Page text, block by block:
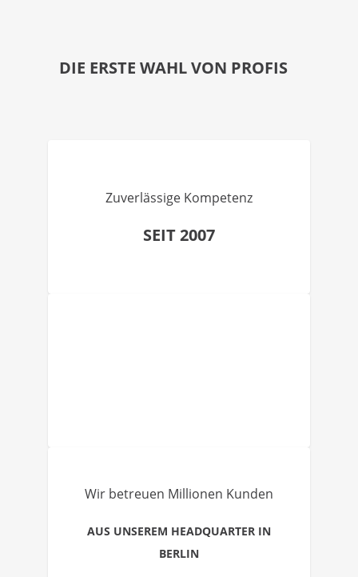
DIE ERSTE WAHL VON PROFIS
Zuverlässige Kompetenz
SEIT 2007
Wir betreuen Millionen Kunden
AUS UNSEREM HEADQUARTER IN
BERLIN